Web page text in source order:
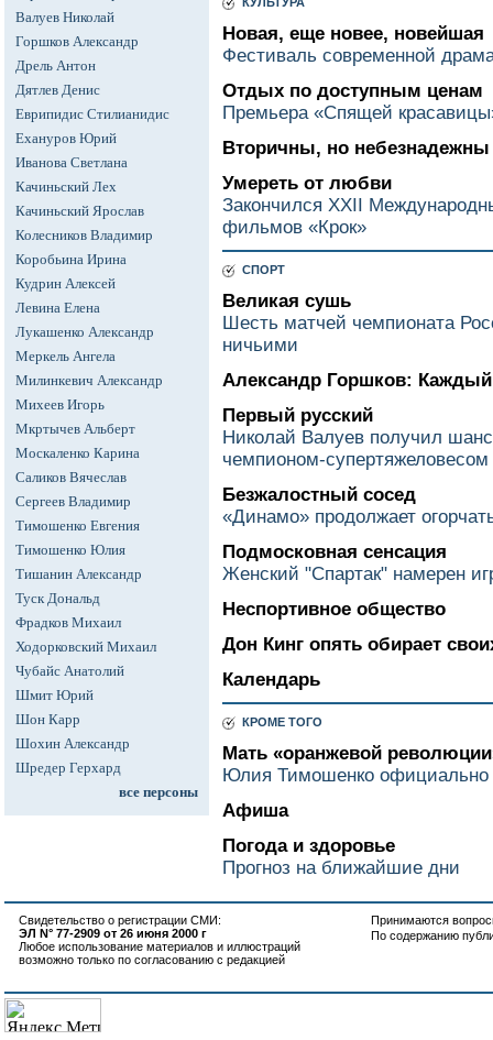
Валуев Николай
Горшков Александр
Дрель Антон
Дятлев Денис
Еврипидис Стилианидис
Ехануров Юрий
Иванова Светлана
Качиньский Лех
Качиньский Ярослав
Колесников Владимир
Коробьина Ирина
Кудрин Алексей
Левина Елена
Лукашенко Александр
Меркель Ангела
Милинкевич Александр
Михеев Игорь
Мкртычев Альберт
Москаленко Карина
Саликов Вячеслав
Сергеев Владимир
Тимошенко Евгения
Тимошенко Юлия
Тишанин Александр
Туск Дональд
Фрадков Михаил
Ходорковский Михаил
Чубайс Анатолий
Шмит Юрий
Шон Карр
Шохин Александр
Шредер Герхард
все персоны
Новая, еще новее, новейшая
Фестиваль современной
Отдых по доступным ценам
Премьера «Спящей
Вторичны, но небезнадежны
Умереть от любви
Закончился XXII
фильмов «Крок»
СПОРТ
Великая сушь
Шесть матчей чемпионата
ничьими
Александр Горшков: Каждый
Первый русский
Николай Валуев получил
чемпионом-супертяжеловесом
Безжалостный сосед
«Динамо» продолжает
Подмосковная сенсация
Женский "Спартак" намерен
Неспортивное общество
Дон Кинг опять обирает
Календарь
КРОМЕ ТОГО
Мать «оранжевой
Юлия Тимошенко официально
Афиша
Погода и здоровье
Прогноз на ближайшие дни
Свидетельство о регистрации СМИ:
ЭЛ N° 77-2909 от 26 июня 2000 г
Любое использование материалов и иллюстраций
возможно только по согласованию с редакцией
Принимаются
По содержанию